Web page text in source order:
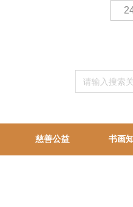
慈善公益 书画